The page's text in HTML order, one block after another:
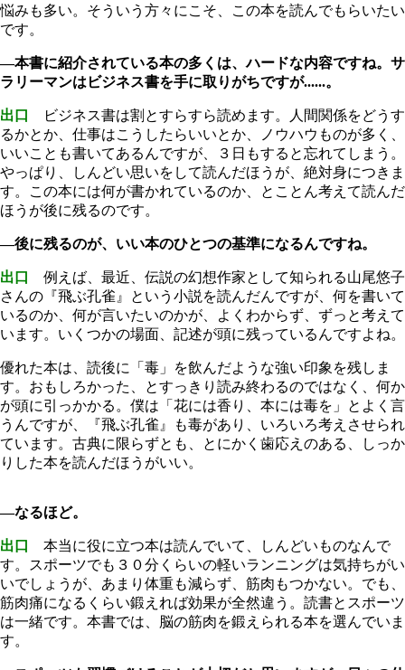
悩みも多い。そういう方々にこそ、この本を読んでもらいたい
です。
―本書に紹介されている本の多くは、ハードな内容ですね。サ
ラリーマンはビジネス書を手に取りがちですが......。
出口
ビジネス書は割とすらすら読めます。人間関係をどうす
るかとか、仕事はこうしたらいいとか、ノウハウものが多く、
いいことも書いてあるんですが、３日もすると忘れてしまう。
やっぱり、しんどい思いをして読んだほうが、絶対身につきま
す。この本には何が書かれているのか、とことん考えて読んだ
ほうが後に残るのです。
―後に残るのが、いい本のひとつの基準になるんですね。
出口
例えば、最近、伝説の幻想作家として知られる山尾悠子
さんの『飛ぶ孔雀』という小説を読んだんですが、何を書いて
いるのか、何が言いたいのかが、よくわからず、ずっと考えて
います。いくつかの場面、記述が頭に残っているんですよね。
優れた本は、読後に「毒」を飲んだような強い印象を残しま
す。おもしろかった、とすっきり読み終わるのではなく、何か
が頭に引っかかる。僕は「花には香り、本には毒を」とよく言
うんですが、『飛ぶ孔雀』も毒があり、いろいろ考えさせられ
ています。古典に限らずとも、とにかく歯応えのある、しっか
りした本を読んだほうがいい。
―なるほど。
出口
本当に役に立つ本は読んでいて、しんどいものなんで
す。スポーツでも３０分くらいの軽いランニングは気持ちがい
いでしょうが、あまり体重も減らず、筋肉もつかない。でも、
筋肉痛になるくらい鍛えれば効果が全然違う。読書とスポーツ
は一緒です。本書では、脳の筋肉を鍛えられる本を選んでいま
す。